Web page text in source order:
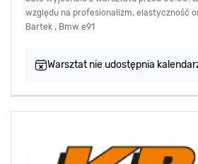
względu na profesionalizm, elastyczność
Bartek , Bmw e91
Warsztat nie udostępnia